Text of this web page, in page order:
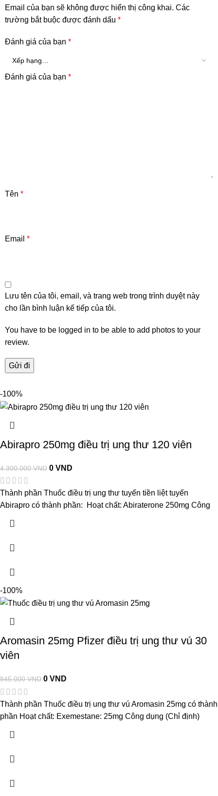
Email của bạn sẽ không được hiển thị công khai. Các
trường bắt buộc được đánh dấu*
Đánh giá của bạn*
Đánh giá của bạn*
Tên*
Email*
Lưu tên của tôi, email, và trang web trong trình duyệt này
cho lần bình luận kế tiếp của tôi.
You have to be logged in to be able to add photos to your
review.
-100%
Abirapro 250mg điều trị ung thư 120 viên
4.300.000VND 0VND
Thành phần Thuốc điều trị ung thư tuyến tiền liệt tuyến
Abirapro có thành phần: Hoạt chất: Abiraterone 250mg Công
-100%
Aromasin 25mg Pfizer điều trị ung thư vú 30
viên
845.000VND 0VND
Thành phần Thuốc điều trị ung thư vú Aromasin 25mg có thành
phần Hoạt chất: Exemestane: 25mg Công dụng (Chỉ định)